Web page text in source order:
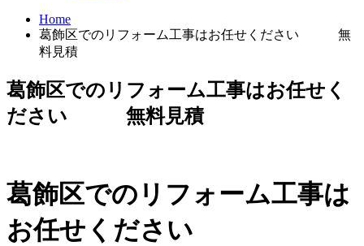
Home
葛飾区でのリフォーム工事はお任せください 無
料見積
葛飾区でのリフォーム工事はお任せく
ださい 無料見積
葛飾区でのリフォーム工事は
お任せください